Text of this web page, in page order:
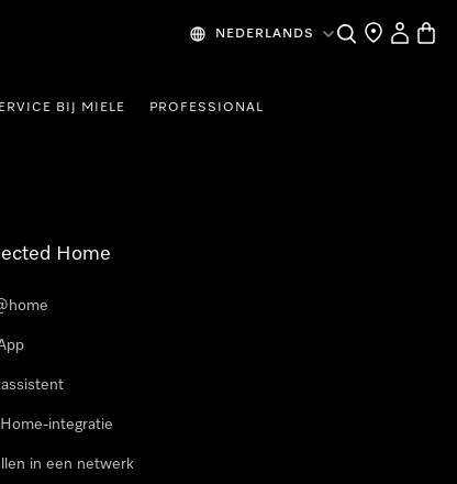
NEDERLANDS Wat zoek je?
Dealer zoeken
Mijn
BIJ MIELE PROFESSIONAL
Home
integratie
in een netwerk